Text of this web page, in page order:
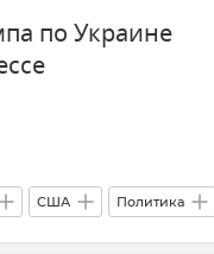
по Украине
США Политика